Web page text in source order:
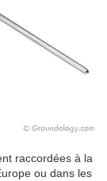
raccordées à la
ou dans les